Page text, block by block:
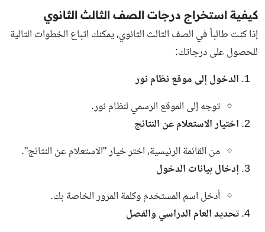
كيفية استخراج درجات الصف الثالث الثانوي
إذا كنت طالباً في الصف الثالث الثانوي، يمكنك اتباع الخطوات التالية
للحصول على درجاتك:
الدخول إلى موقع نظام نور
توجه إلى الموقع الرسمي لنظام نور.
اختيار الاستعلام عن النتائج
من القائمة الرئيسية، اختر خيار "الاستعلام عن النتائج".
إدخال بيانات الدخول
أدخل اسم المستخدم وكلمة المرور الخاصة بك.
تحديد العام الدراسي والفصل